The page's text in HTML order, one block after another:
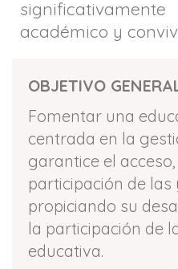
académico y
OBJETIVO
Fomentar una
centrada en la
garantice el
participación de
propiciando su
la participación de
educativa.